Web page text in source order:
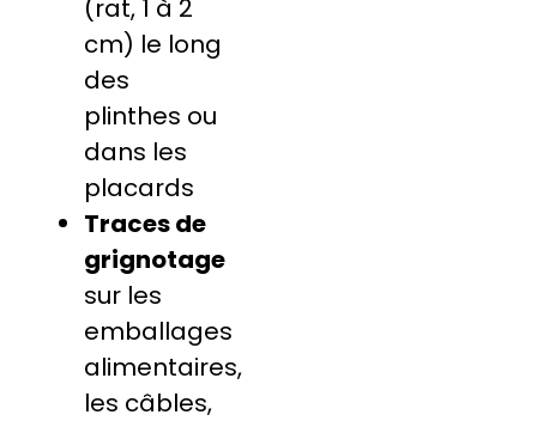
(rat, 1 à 2
cm) le long
des
plinthes ou
dans les
placards
Traces de
grignotage
sur les
emballages
alimentaires,
les câbles,